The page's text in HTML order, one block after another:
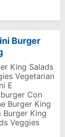
Burger
King Salads
Vegetarian
E
Con
Burger King
Burger King
Veggies